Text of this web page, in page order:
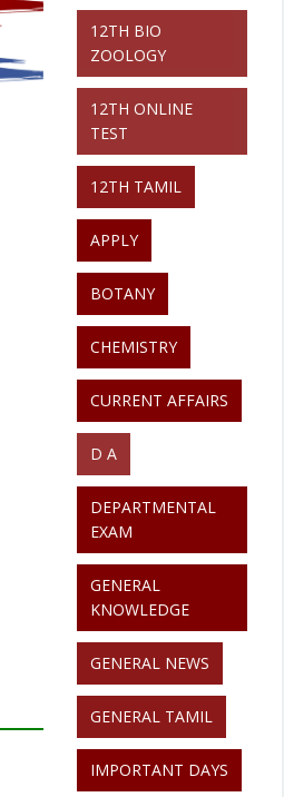
12TH BIO
ZOOLOGY
12TH ONLINE
TEST
12TH TAMIL
APPLY
BOTANY
CHEMISTRY
CURRENT AFFAIRS
D A
DEPARTMENTAL
EXAM
GENERAL
KNOWLEDGE
GENERAL NEWS
GENERAL TAMIL
IMPORTANT DAYS